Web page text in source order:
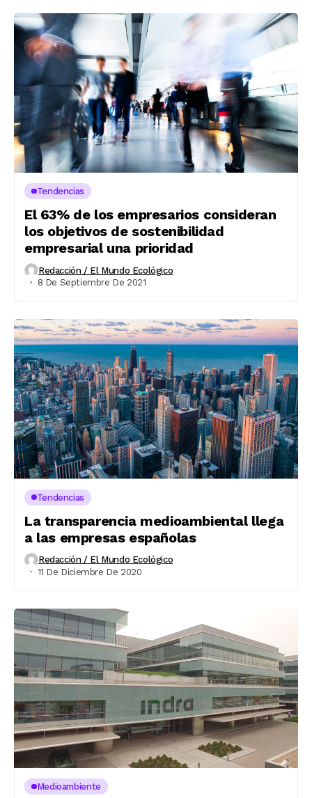
Tendencias
El 63% de los empresarios consideran
los objetivos de sostenibilidad
empresarial una prioridad
Redacción / El Mundo Ecológico
8 De Septiembre De 2021
Tendencias
La transparencia medioambiental llega
a las empresas españolas
Redacción / El Mundo Ecológico
11 De Diciembre De 2020
Medioambiente